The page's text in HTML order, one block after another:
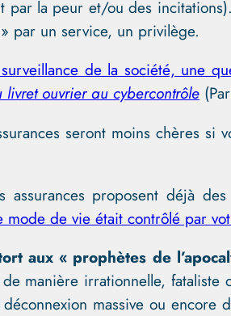
par la peur et/ou des
par un service, un privilège.
de la société, une
ouvrier au cybercontrôle
seront moins chères si
proposent déjà
de vie était contrôlé par
aux « prophètes de
manière irrationnelle,
massive ou encore